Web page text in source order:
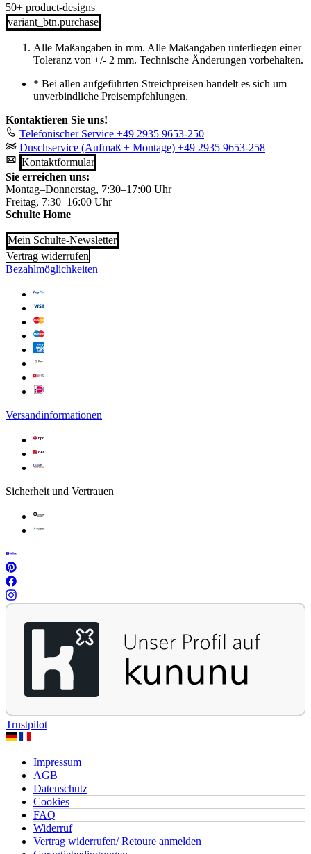
50+ product-designs
variant_btn.purchase
Alle Maßangaben in mm. Alle Maßangaben unterliegen einer
Toleranz von +/- 2 mm. Technische Änderungen vorbehalten.
* Bei allen aufgeführten Streichpreisen handelt es sich um
unverbindliche Preisempfehlungen.
Kontaktieren Sie uns!
Telefonischer Service +49 2935 9653-250
Duschservice (Aufmaß + Montage) +49 2935 9653-258
Kontaktformular
Sie erreichen uns:
Montag–Donnerstag, 7:30–17:00 Uhr
Freitag, 7:30–16:00 Uhr
Schulte Home
Mein Schulte-Newsletter
Vertrag widerrufen
Bezahlmöglichkeiten
Versandinformationen
Sicherheit und Vertrauen
Trustpilot
Impressum
AGB
Datenschutz
Cookies
FAQ
Widerruf
Vertrag widerrufen/ Retoure anmelden